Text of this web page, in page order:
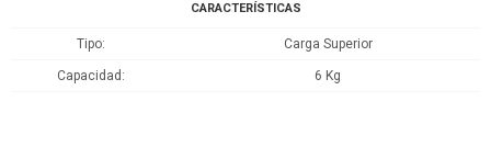
CARACTERÍSTICAS
Tipo Carga Superior
Capacidad 6 Kg